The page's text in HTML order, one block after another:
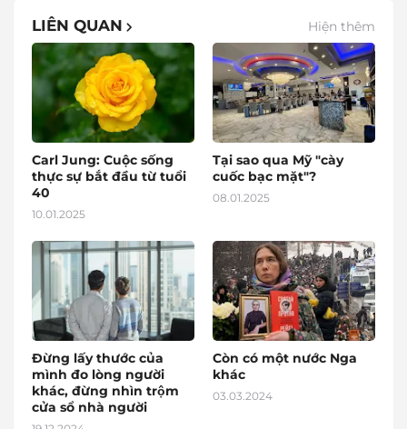
LIÊN QUAN Hiện thêm
Carl Jung: Cuộc sống
thực sự bắt đầu từ tuổi
40
10.01.2025
Tại sao qua Mỹ "cày
cuốc bạc mặt"?
08.01.2025
Đừng lấy thước của
mình đo lòng người
khác, đừng nhìn trộm
cửa sổ nhà người
Còn có một nước Nga
khác
03.03.2024